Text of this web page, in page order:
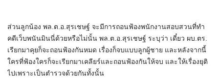
ส่วนลูกน้อง พล.ต.อ.สุรเชษฐ์ จะมีการถอนฟ้องพนักงานสอบสวนที่ทำ
คดีเว็บพนันมินนี่ด้วยหรือไม่นั้น พล.ต.อ.สุรเชษฐ์ ระบุว่า เดี๋ยว ผบ.ตร.
เรียกมาคุยก็จะถอนฟ้องกันหมด เรื่องก็จบแบบลูกผู้ชาย และหลังจากนี้
ใครที่ฟ้องใครก็จะเรียกมาเคลียร์และถอนฟ้องกันให้จบ และให้เรื่องยุติ
ไปเพราะเป็นตำรวจด้วยกันทั้งนั้น